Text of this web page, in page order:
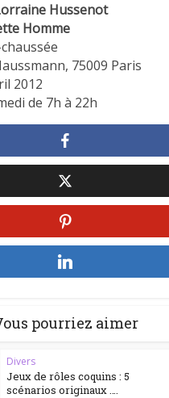
Hussenot
Homme
75009 Paris
2012
de 7h à 22h
pourriez aimer
Divers
Jeux de rôles coquins : 5
scénarios originaux ….